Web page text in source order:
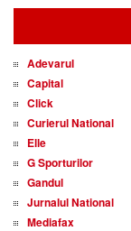
Adevarul
Capital
Click
Curierul National
Elle
G Sporturilor
Gandul
Jurnalul National
Mediafax